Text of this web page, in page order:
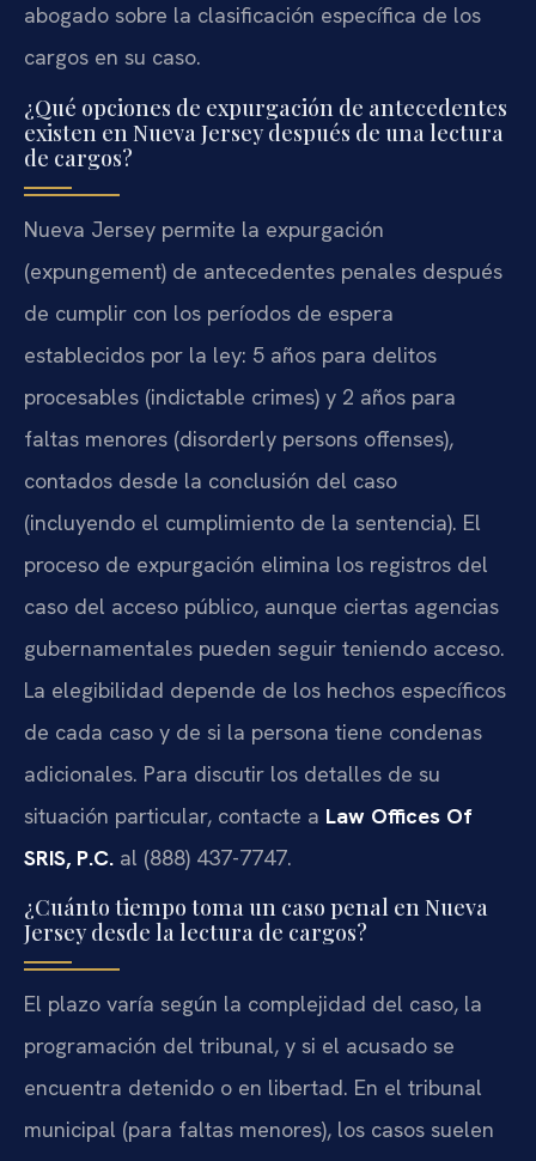
abogado sobre la clasificación específica de los
cargos en su caso.
¿Qué opciones de expurgación de antecedentes
existen en Nueva Jersey después de una lectura
de cargos?
Nueva Jersey permite la expurgación
(expungement) de antecedentes penales después
de cumplir con los períodos de espera
establecidos por la ley: 5 años para delitos
procesables (indictable crimes) y 2 años para
faltas menores (disorderly persons offenses),
contados desde la conclusión del caso
(incluyendo el cumplimiento de la sentencia). El
proceso de expurgación elimina los registros del
caso del acceso público, aunque ciertas agencias
gubernamentales pueden seguir teniendo acceso.
La elegibilidad depende de los hechos específicos
de cada caso y de si la persona tiene condenas
adicionales. Para discutir los detalles de su
situación particular, contacte a Law Offices Of
SRIS, P.C. al (888) 437-7747.
¿Cuánto tiempo toma un caso penal en Nueva
Jersey desde la lectura de cargos?
El plazo varía según la complejidad del caso, la
programación del tribunal, y si el acusado se
encuentra detenido o en libertad. En el tribunal
municipal (para faltas menores), los casos suelen